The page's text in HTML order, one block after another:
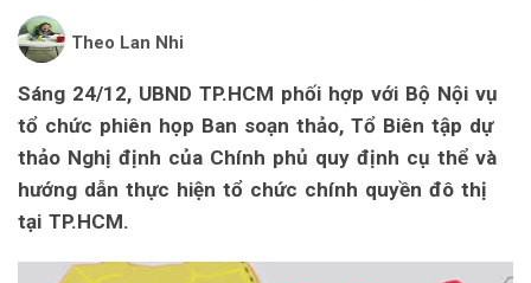
Theo Lan Nhi
Sáng 24/12, UBND TP.HCM phối hợp với Bộ Nội vụ
tổ chức phiên họp Ban soạn thảo, Tổ Biên tập dự
thảo Nghị định của Chính phủ quy định cụ thể và
hướng dẫn thực hiện tổ chức chính quyền đô thị
tại TP.HCM.